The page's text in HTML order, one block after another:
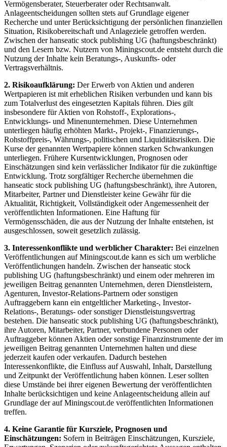
Vermögensberater, Steuerberater oder Rechtsanwalt.
Anlageentscheidungen sollten stets auf Grundlage eigener
Recherche und unter Berücksichtigung der persönlichen finanziellen
Situation, Risikobereitschaft und Anlageziele getroffen werden.
Zwischen der hanseatic stock publishing UG (haftungsbeschränkt)
und den Lesern bzw. Nutzern von Miningscout.de entsteht durch die
Nutzung der Inhalte kein Beratungs-, Auskunfts- oder
Vertragsverhältnis.
2. Risikoaufklärung: Der Erwerb von Aktien und anderen
Wertpapieren ist mit erheblichen Risiken verbunden und kann bis
zum Totalverlust des eingesetzten Kapitals führen. Dies gilt
insbesondere für Aktien von Rohstoff-, Explorations-,
Entwicklungs- und Minenunternehmen. Diese Unternehmen
unterliegen häufig erhöhten Markt-, Projekt-, Finanzierungs-,
Rohstoffpreis-, Währungs-, politischen und Liquiditätsrisiken. Die
Kurse der genannten Wertpapiere können starken Schwankungen
unterliegen. Frühere Kursentwicklungen, Prognosen oder
Einschätzungen sind kein verlässlicher Indikator für die zukünftige
Entwicklung. Trotz sorgfältiger Recherche übernehmen die
hanseatic stock publishing UG (haftungsbeschränkt), ihre Autoren,
Mitarbeiter, Partner und Dienstleister keine Gewähr für die
Aktualität, Richtigkeit, Vollständigkeit oder Angemessenheit der
veröffentlichten Informationen. Eine Haftung für
Vermögensschäden, die aus der Nutzung der Inhalte entstehen, ist
ausgeschlossen, soweit gesetzlich zulässig.
3. Interessenkonflikte und werblicher Charakter: Bei einzelnen
Veröffentlichungen auf Miningscout.de kann es sich um werbliche
Veröffentlichungen handeln. Zwischen der hanseatic stock
publishing UG (haftungsbeschränkt) und einem oder mehreren im
jeweiligen Beitrag genannten Unternehmen, deren Dienstleistern,
Agenturen, Investor-Relations-Partnern oder sonstigen
Auftraggebern kann ein entgeltlicher Marketing-, Investor-
Relations-, Beratungs- oder sonstiger Dienstleistungsvertrag
bestehen. Die hanseatic stock publishing UG (haftungsbeschränkt),
ihre Autoren, Mitarbeiter, Partner, verbundene Personen oder
Auftraggeber können Aktien oder sonstige Finanzinstrumente der im
jeweiligen Beitrag genannten Unternehmen halten und diese
jederzeit kaufen oder verkaufen. Dadurch bestehen
Interessenkonflikte, die Einfluss auf Auswahl, Inhalt, Darstellung
und Zeitpunkt der Veröffentlichung haben können. Leser sollten
diese Umstände bei ihrer eigenen Bewertung der veröffentlichten
Inhalte berücksichtigen und keine Anlageentscheidung allein auf
Grundlage der auf Miningscout.de veröffentlichten Informationen
treffen.
4. Keine Garantie für Kursziele, Prognosen und
Einschätzungen: Sofern in Beiträgen Einschätzungen, Kursziele,